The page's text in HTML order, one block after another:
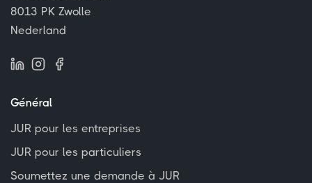
8013 PK Zwolle
Nederland
Général
JUR pour les entreprises
JUR pour les particuliers
Soumettez une demande à JUR